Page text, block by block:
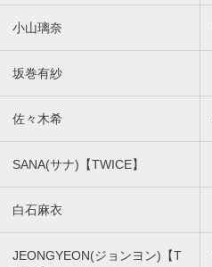
小山璃奈
坂巻有紗
佐々木希
SANA(サナ)【TWICE】
白石麻衣
JEONGYEON(ジョンヨン)【T